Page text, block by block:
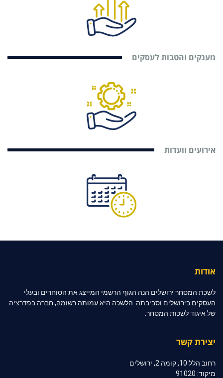
מענקים והטבות לעסקים
אירועים וועדות
אודות
לשכת המסחר ירושלים הנה הגוף הרשמי המייצג את הסוחרים ובעלי
העסקים בירושלים וסביבתה. הלשכה היא עמותה רשומה, חברה בפדרציה
של איגוד לשכות המסחר.
יצירת קשר
רחוב הלל 10, קומה 2, ירושלים
מיקוד: 91020